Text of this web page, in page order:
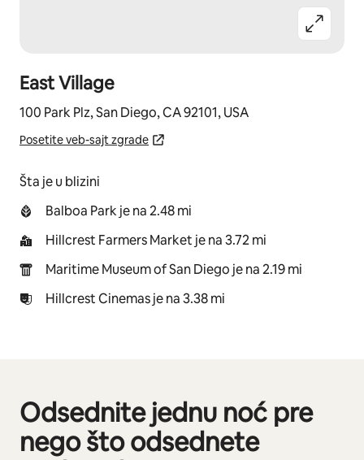
East Village
100 Park Plz, San Diego, CA 92101, USA
Posetite veb-sajt zgrade
Šta je u blizini
Balboa Park je na 2.48 mi
Hillcrest Farmers Market je na 3.72 mi
Maritime Museum of San Diego je na 2.19 mi
Hillcrest Cinemas je na 3.38 mi
Odsednite jednu noć pre
nego što odsednete
Prikazano stavki: 0 od 0